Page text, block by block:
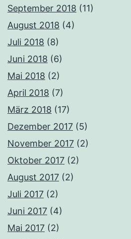
September 2018 (11)
August 2018 (4)
Juli 2018 (8)
Juni 2018 (6)
Mai 2018 (2)
April 2018 (7)
März 2018 (17)
Dezember 2017 (5)
November 2017 (2)
Oktober 2017 (2)
August 2017 (2)
Juli 2017 (2)
Juni 2017 (4)
Mai 2017 (2)